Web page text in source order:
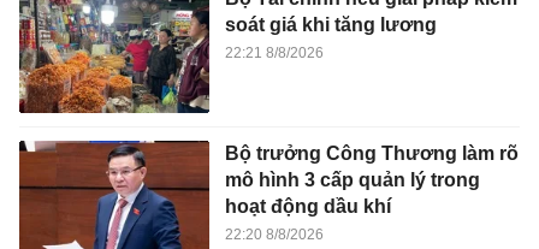
soát giá khi tăng lương
22:21 8/8/2026
Bộ trưởng Công Thương làm rõ
mô hình 3 cấp quản lý trong
hoạt động dầu khí
22:20 8/8/2026